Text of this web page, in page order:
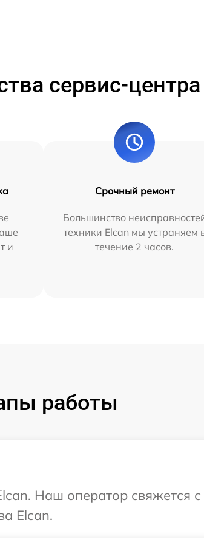
сервис-центра
и
Срочный ремонт
Большинство
техники Elcan мы устраняем
течение 2 часов.
работы
Наш оператор свяжется
Elcan.